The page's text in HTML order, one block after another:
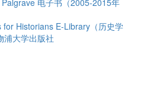
电子书（2005-2015年
for Historians E-Library（历史学
浦大学出版社